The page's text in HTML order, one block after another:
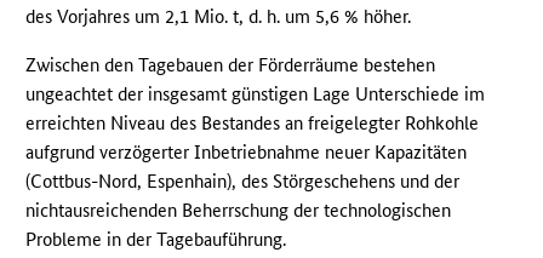
des Vorjahres um 2,1 Mio. t, d. h. um 5,6 % höher.
Zwischen den Tagebauen der Förderräume bestehen
ungeachtet der insgesamt günstigen Lage Unterschiede im
erreichten Niveau des Bestandes an freigelegter Rohkohle
aufgrund verzögerter Inbetriebnahme neuer Kapazitäten
(Cottbus-Nord, Espenhain), des Störgeschehens und der
nichtausreichenden Beherrschung der technologischen
Probleme in der Tagebauführung.